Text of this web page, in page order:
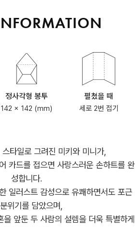
정사각형 봉투
142 x 142 (mm)
펼쳤을 때
세로 2번 접기
타일로 그려진 미키와 미니가,
카드를 접으면 사랑스러운 손하트를 완
성합니다.
일러스트 감성으로 유쾌하면서도 포근
위기를 담았으며,
을 앞둔 두 사람의 설렘을 더욱 특별하게